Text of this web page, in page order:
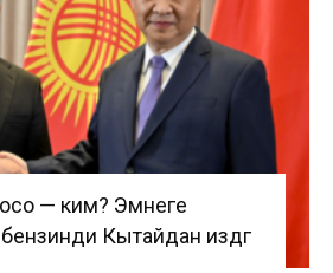
— ким? Эмнеге
Кытайдан издөөгө